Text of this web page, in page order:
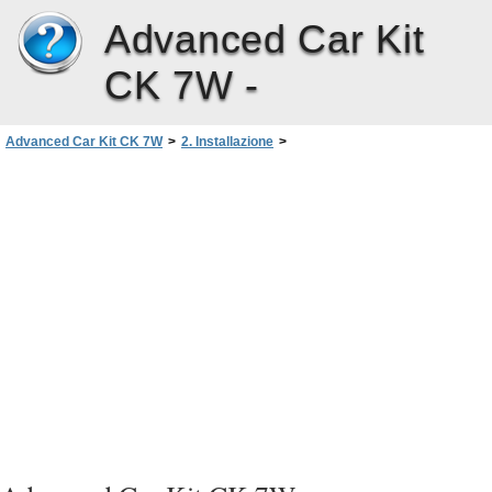
Advanced Car Kit
CK 7W -
Advanced Car Kit CK 7W > 2. Installazione >